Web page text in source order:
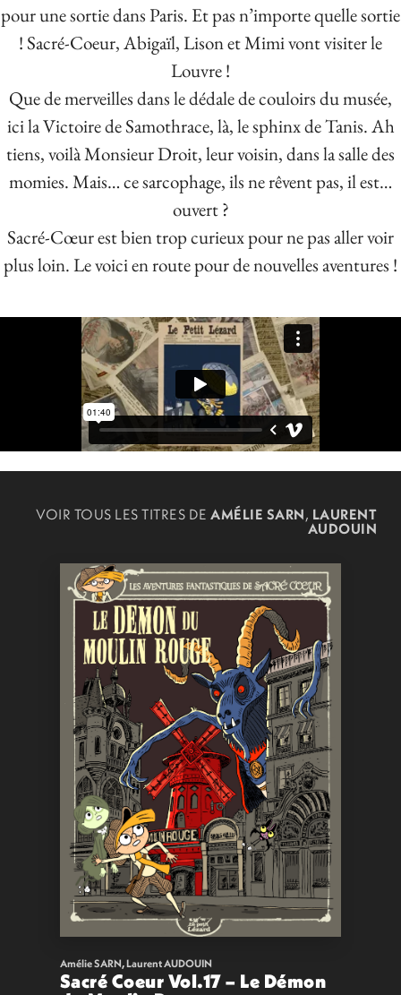
pour une sortie dans Paris. Et pas n’importe quelle sortie
! Sacré-Coeur, Abigaïl, Lison et Mimi vont visiter le
Louvre !
Que de merveilles dans le dédale de couloirs du musée,
ici la Victoire de Samothrace, là, le sphinx de Tanis. Ah
tiens, voilà Monsieur Droit, leur voisin, dans la salle des
momies. Mais… ce sarcophage, ils ne rêvent pas, il est…
ouvert ?
Sacré-Cœur est bien trop curieux pour ne pas aller voir
plus loin. Le voici en route pour de nouvelles aventures !
VOIR TOUS LES TITRES DEAMÉLIE SARN, LAURENT
AUDOUIN
DU MÊMEAUTEUR
Amélie SARN,Laurent AUDOUIN
Sacré Coeur Vol.17 – Le Démon